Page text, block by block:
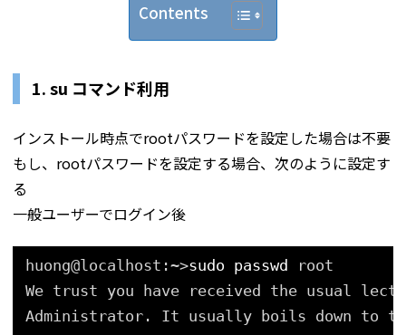
Contents
1. su コマンド利用
インストール時点でrootパスワードを設定した場合は不要
もし、rootパスワードを設定する場合、次のように設定す
る
一般ユーザーでログイン後
huong@localhost:~>sudo passwd
root
We trust you have received the usual
Administrator. It usually boils down to